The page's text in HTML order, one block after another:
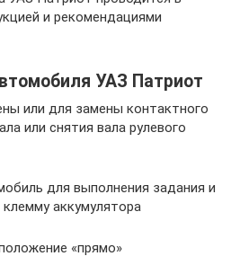
и рекомендациями
УАЗ Патриот
или для замены контактного
или снятия вала рулевого
для выполнения задания и
аккумулятора
«прямо»